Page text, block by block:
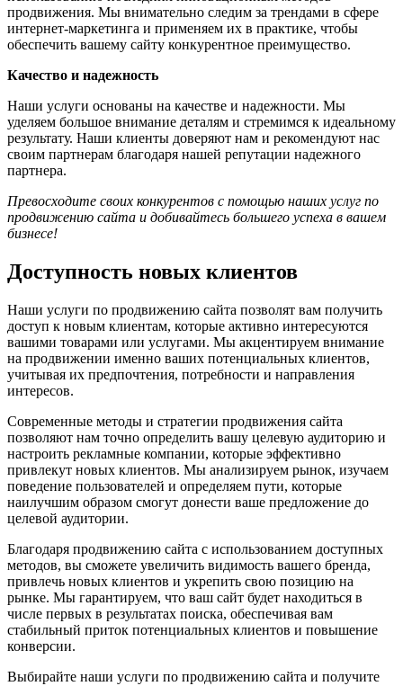
продвижения. Мы внимательно следим за трендами в сфере
интернет-маркетинга и применяем их в практике, чтобы
обеспечить вашему сайту конкурентное преимущество.
Качество и надежность
Наши услуги основаны на качестве и надежности. Мы
уделяем большое внимание деталям и стремимся к идеальному
результату. Наши клиенты доверяют нам и рекомендуют нас
своим партнерам благодаря нашей репутации надежного
партнера.
Превосходите своих конкурентов с помощью наших услуг по
продвижению сайта и добивайтесь большего успеха в вашем
бизнесе!
Доступность новых клиентов
Наши услуги по продвижению сайта позволят вам получить
доступ к новым клиентам, которые активно интересуются
вашими товарами или услугами. Мы акцентируем внимание
на продвижении именно ваших потенциальных клиентов,
учитывая их предпочтения, потребности и направления
интересов.
Современные методы и стратегии продвижения сайта
позволяют нам точно определить вашу целевую аудиторию и
настроить рекламные компании, которые эффективно
привлекут новых клиентов. Мы анализируем рынок, изучаем
поведение пользователей и определяем пути, которые
наилучшим образом смогут донести ваше предложение до
целевой аудитории.
Благодаря продвижению сайта с использованием доступных
методов, вы сможете увеличить видимость вашего бренда,
привлечь новых клиентов и укрепить свою позицию на
рынке. Мы гарантируем, что ваш сайт будет находиться в
числе первых в результатах поиска, обеспечивая вам
стабильный приток потенциальных клиентов и повышение
конверсии.
Выбирайте наши услуги по продвижению сайта и получите